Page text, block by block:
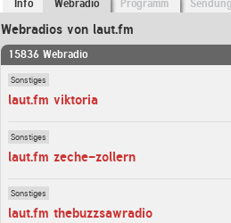
Info Webradio Programm
Webradios von laut.fm
15836 Webradio
Sonstiges
laut.fm viktoria
Sonstiges
laut.fm zeche-zollern
Sonstiges
laut.fm thebuzzsawradio